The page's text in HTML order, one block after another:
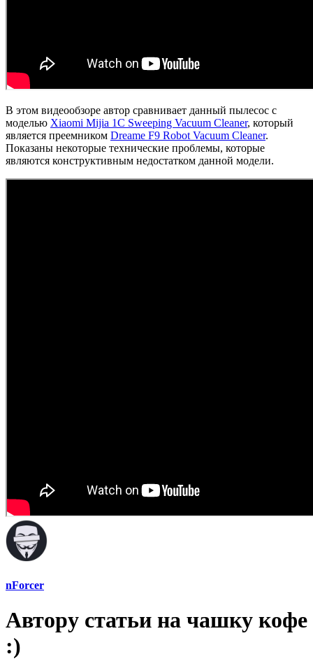
В этом видеообзоре автор сравнивает данный пылесос с
моделью Xiaomi Mijia 1C Sweeping Vacuum Cleaner, который
является преемником Dreame F9 Robot Vacuum Cleaner.
Показаны некоторые технические проблемы, которые
являются конструктивным недостатком данной модели.
nForcer
Автору статьи на чашку кофе
:)